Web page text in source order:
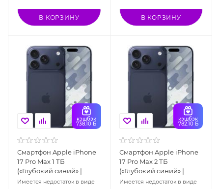
В КОРЗИНУ В КОРЗИНУ
кэшбэк
738.10 Б
Смартфон Apple iPhone
17 Pro Max 1 ТБ
(«Глубокий синий» |
Deep Blue), Dual: nano
Имеется недостаток в виде
кэшбэк
782.10 Б
Смартфон Apple iPhone
17 Pro Max 2 ТБ
(«Глубокий синий» |
Deep Blue), eSIM
Имеется недостаток в виде